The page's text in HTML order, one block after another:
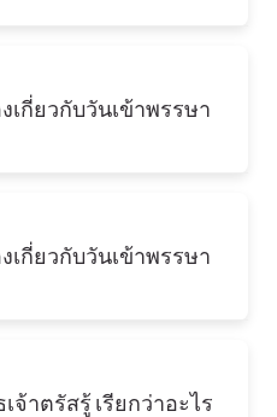
กี่ยวกับวันเข้าพรรษา
กี่ยวกับวันเข้าพรรษา
าตรัสรู้ เรียกว่าอะไร